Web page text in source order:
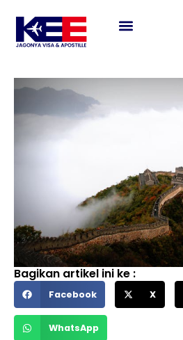
content
Bagikan artikel ini ke :
Facebook X
WhatsApp